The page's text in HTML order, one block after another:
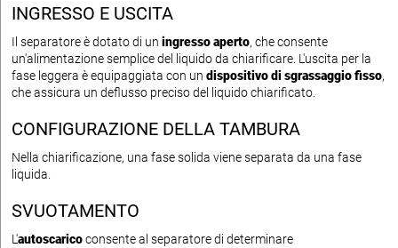
INGRESSO E USCITA
Il separatore è dotato di un ingresso aperto, che consente
un'alimentazione semplice del liquido da chiarificare. L'uscita per la
fase leggera è equipaggiata con un dispositivo di sgrassaggio fisso,
che assicura un deflusso preciso del liquido chiarificato.
CONFIGURAZIONE DELLA TAMBURA
Nella chiarificazione, una fase solida viene separata da una fase
liquida.
SVUOTAMENTO
L'autoscaricoconsente al separatore di determinare